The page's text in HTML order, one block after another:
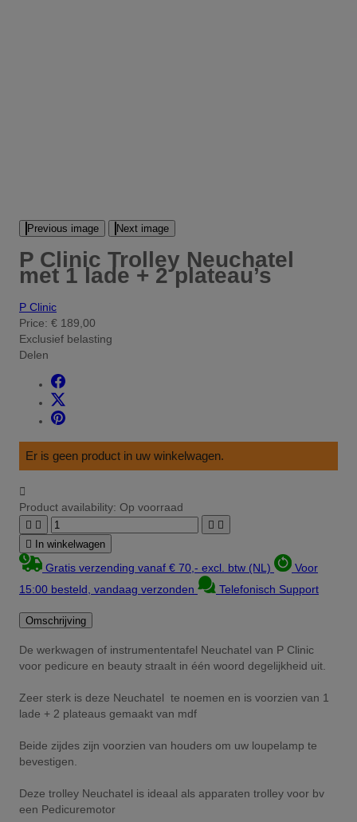
Previous image Next image
P Clinic Trolley Neuchatel
met 1 lade + 2 plateau’s
P Clinic
Price: € 189,00
Exclusief belasting
Delen
Er is geen product in uw winkelwagen.

Product availability: Op voorraad
   
 In winkelwagen
Gratis verzending vanaf € 70,- excl. btw (NL)
Voor
15:00 besteld, vandaag verzonden
Telefonisch Support
Omschrijving
De werkwagen of instrumententafel Neuchatel van P Clinic
voor pedicure en beauty straalt in één woord degelijkheid uit.
Zeer sterk is deze Neuchatel te noemen en is voorzien van 1
lade + 2 plateaus gemaakt van mdf
Beide zijdes zijn voorzien van houders om uw loupelamp te
bevestigen.
Deze trolley Neuchatel is ideaal als apparaten trolley voor bv
een Pedicuremotor